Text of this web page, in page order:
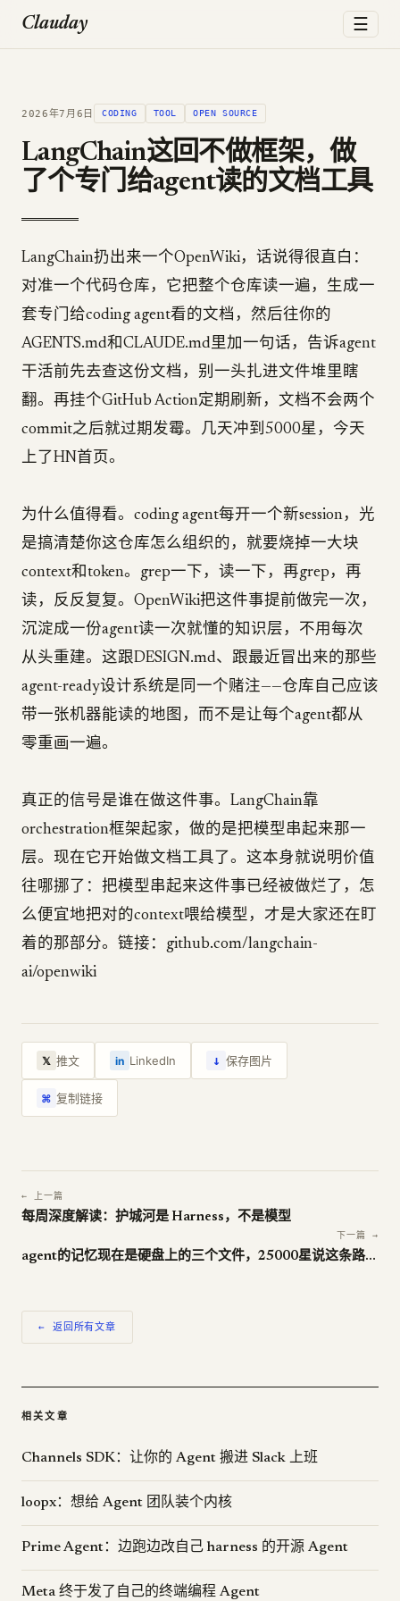
Clauday ☰
2026年7月6日 CODING TOOL OPEN SOURCE
LangChain这回不做框架，做
了个专门给agent读的文档工具
LangChain扔出来一个OpenWiki，话说得很直白：
对准一个代码仓库，它把整个仓库读一遍，生成一
套专门给coding agent看的文档，然后往你的
AGENTS.md和CLAUDE.md里加一句话，告诉agent
干活前先去查这份文档，别一头扎进文件堆里瞎
翻。再挂个GitHub Action定期刷新，文档不会两个
commit之后就过期发霉。几天冲到5000星，今天
上了HN首页。
为什么值得看。coding agent每开一个新session，光
是搞清楚你这仓库怎么组织的，就要烧掉一大块
context和token。grep一下，读一下，再grep，再
读，反反复复。OpenWiki把这件事提前做完一次，
沉淀成一份agent读一次就懂的知识层，不用每次
从头重建。这跟DESIGN.md、跟最近冒出来的那些
agent-ready设计系统是同一个赌注——仓库自己应该
带一张机器能读的地图，而不是让每个agent都从
零重画一遍。
真正的信号是谁在做这件事。LangChain靠
orchestration框架起家，做的是把模型串起来那一
层。现在它开始做文档工具了。这本身就说明价值
往哪挪了：把模型串起来这件事已经被做烂了，怎
么便宜地把对的context喂给模型，才是大家还在盯
着的那部分。链接：github.com/langchain-
ai/openwiki
𝕏 推文 in LinkedIn ↓ 保存图片
⌘ 复制链接
← 上一篇
每周深度解读：护城河是 Harness，不是模型
下一篇 →
agent的记忆现在是硬盘上的三个文件，25000星说这条路走得通
← 返回所有文章
相关文章
Channels SDK：让你的 Agent 搬进 Slack 上班
loopx：想给 Agent 团队装个内核
Prime Agent：边跑边改自己 harness 的开源 Agent
Meta 终于发了自己的终端编程 Agent